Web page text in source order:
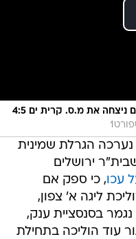
תקציר: אחרי 2:2 והארכה, בית"ר ירושלים ניצחה את מ.ס. קרית ים 4:5
נערכה הגרלת שמינית
ירושלים
עכו, כי ספק אם
ליגה א' צפון,
בסנסציית ענק,
עוד הוליכה בתחילת